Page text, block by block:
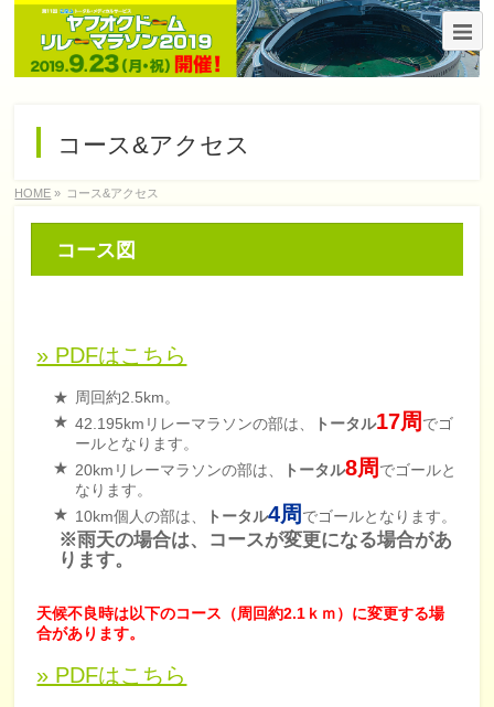
コース&アクセス
HOME » コース&アクセス
コース図
» PDFはこちら
周回約2.5km。
42.195kmリレーマラソンの部は、
トータル17周 でゴ
ールとなります。
20kmリレーマラソンの部は、
トータル8周 でゴールと
なります。
10km個人の部は、
トータル4周 でゴールとなります。
※雨天の場合は、コースが変更になる場合があ
ります。
天候不良時は以下のコース（周回約2.1ｋｍ）に変更する場
合があります。
» PDFはこちら